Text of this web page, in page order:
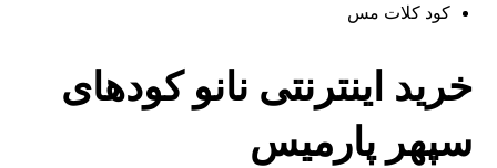
کود کلات مس
خرید اینترنتی نانو کودهای
سپهر پارمیس